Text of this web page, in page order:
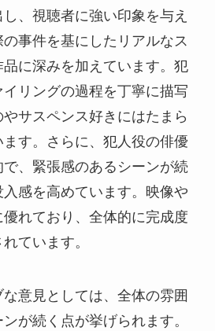
、視聴者に強い印象を与え
事件を基にしたリアルなス
品に深みを加えています。犯
リングの過程を丁寧に描写
サスペンス好きにはたまら
す。さらに、犯人役の俳優
、緊張感のあるシーンが続
感を高めています。映像や
れており、全体的に完成度
ています。
意見としては、全体の雰囲
が続く点が挙げられます。